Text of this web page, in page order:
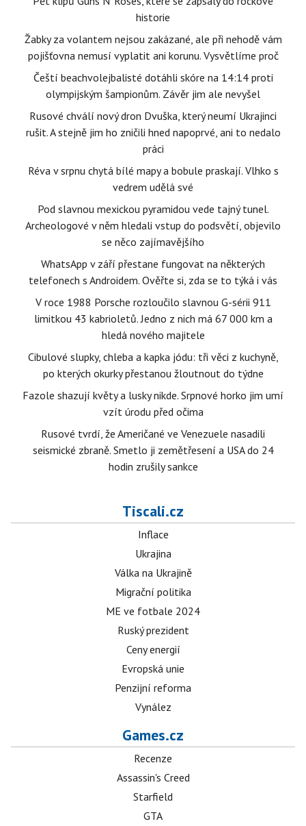
historie
Žabky za volantem nejsou zakázané, ale při nehodě vám
pojišťovna nemusí vyplatit ani korunu. Vysvětlíme proč
Čeští beachvolejbalisté dotáhli skóre na 14:14 proti
olympijským šampionům. Závěr jim ale nevyšel
Rusové chválí nový dron Dvuška, který neumí Ukrajinci
rušit. A stejně jim ho zničili hned napoprvé, ani to nedalo
práci
Réva v srpnu chytá bílé mapy a bobule praskají. Vlhko s
vedrem udělá své
Pod slavnou mexickou pyramidou vede tajný tunel.
Archeologové v něm hledali vstup do podsvětí, objevilo
se něco zajímavějšího
WhatsApp v září přestane fungovat na některých
telefonech s Androidem. Ověřte si, zda se to týká i vás
V roce 1988 Porsche rozloučilo slavnou G-sérii 911
limitkou 43 kabrioletů. Jedno z nich má 67 000 km a
hledá nového majitele
Cibulové slupky, chleba a kapka jódu: tři věci z kuchyně,
po kterých okurky přestanou žloutnout do týdne
Fazole shazují květy a lusky nikde. Srpnové horko jim umí
vzít úrodu před očima
Rusové tvrdí, že Američané ve Venezuele nasadili
seismické zbraně. Smetlo ji zemětřesení a USA do 24
hodin zrušily sankce
Tiscali.cz
Inflace
Ukrajina
Válka na Ukrajině
Migrační politika
ME ve fotbale 2024
Ruský prezident
Ceny energií
Evropská unie
Penzijní reforma
Vynález
Games.cz
Recenze
Assassin's Creed
Starfield
GTA